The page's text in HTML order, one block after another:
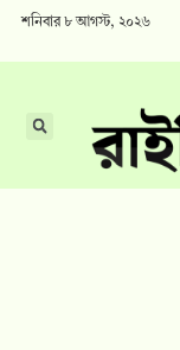
শনিবার ৮ আগস্ট, ২০২৬